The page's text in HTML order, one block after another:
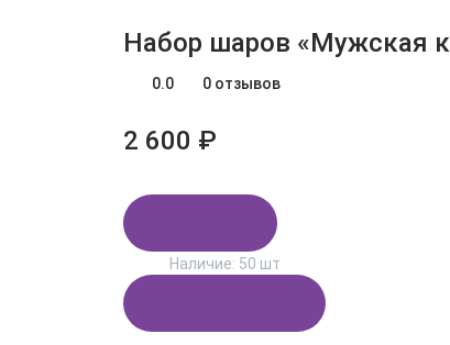
Набор шаров «Мужская
0.0 0 отзывов
2 600 ₽
Наличие: 50 шт